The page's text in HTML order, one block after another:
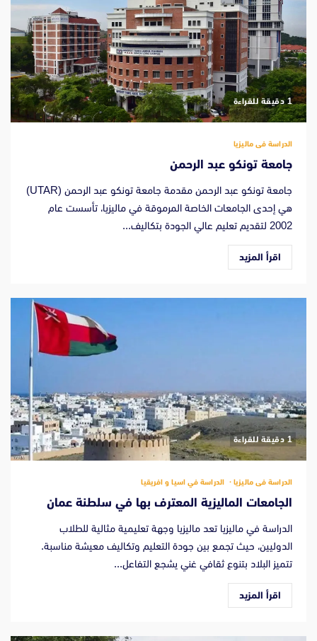
‫1 دقيقة للقراءة
الدراسة فى ماليزيا
جامعة تونكو عبد الرحمن
جامعة تونكو عبد الرحمن مقدمة جامعة تونكو عبد الرحمن (UTAR)
هي إحدى الجامعات الخاصة المرموقة في ماليزيا، تأسست عام
2002 لتقديم تعليم عالي الجودة بتكاليف...
اقرأ المزيد
‫1 دقيقة للقراءة
الدراسة فى ماليزيا الدراسة في اسيا و افريقيا
الجامعات الماليزية المعترف بها في سلطنة عمان
الدراسة في ماليزيا تعد ماليزيا وجهة تعليمية مثالية للطلاب
الدوليين، حيث تجمع بين جودة التعليم وتكاليف معيشة مناسبة.
تتميز البلاد بتنوع ثقافي غني يشجع التفاعل...
اقرأ المزيد